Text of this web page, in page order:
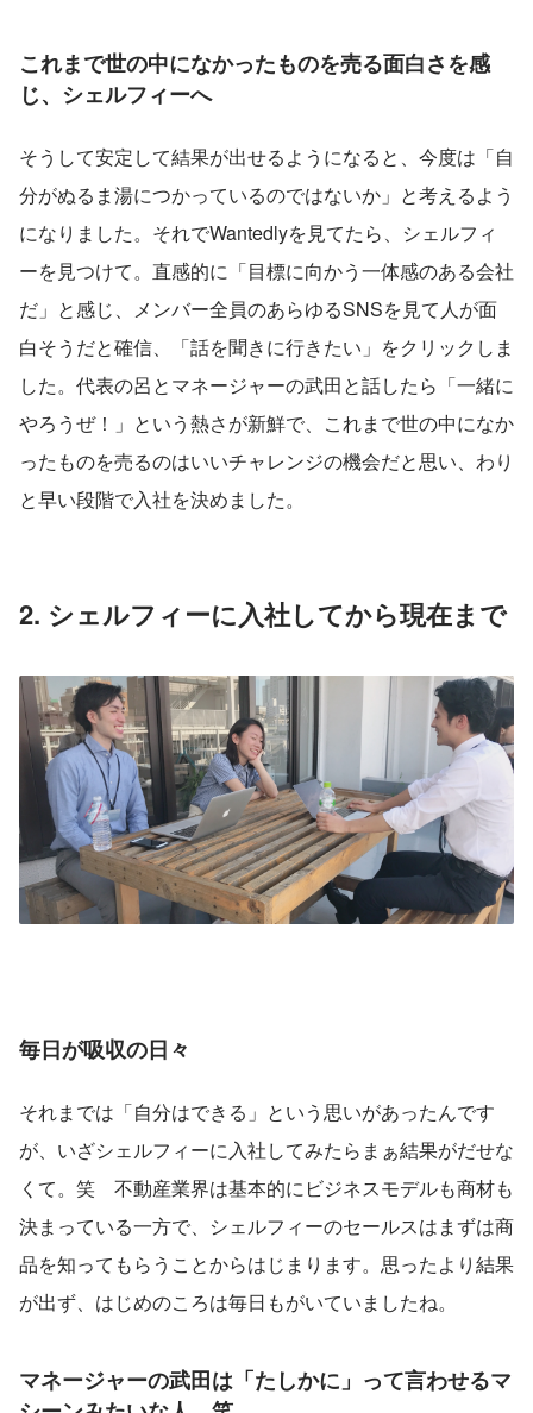
これまで世の中になかったものを売る面白さを感
じ、シェルフィーへ
そうして安定して結果が出せるようになると、今度は「自
分がぬるま湯につかっているのではないか」と考えるよう
になりました。それでWantedlyを見てたら、シェルフィ
ーを見つけて。直感的に「目標に向かう一体感のある会社
だ」と感じ、メンバー全員のあらゆるSNSを見て人が面
白そうだと確信、「話を聞きに行きたい」をクリックしま
した。代表の呂とマネージャーの武田と話したら「一緒に
やろうぜ！」という熱さが新鮮で、これまで世の中になか
ったものを売るのはいいチャレンジの機会だと思い、わり
と早い段階で入社を決めました。
2. シェルフィーに入社してから現在まで
毎日が吸収の日々
それまでは「自分はできる」という思いがあったんです
が、いざシェルフィーに入社してみたらまぁ結果がだせな
くて。笑　不動産業界は基本的にビジネスモデルも商材も
決まっている一方で、シェルフィーのセールスはまずは商
品を知ってもらうことからはじまります。思ったより結果
が出ず、はじめのころは毎日もがいていましたね。
マネージャーの武田は「たしかに」って言わせるマ